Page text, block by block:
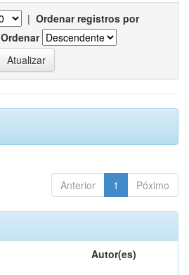
| Ordenar registros por
Ordenar
Anterior 1 Póximo
Autor(es)